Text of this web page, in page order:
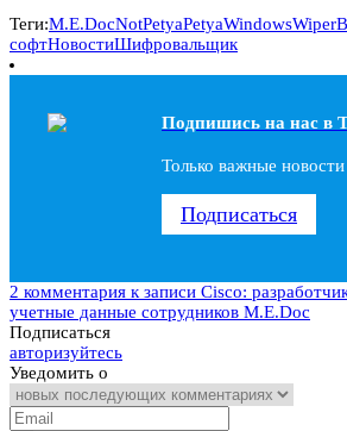
Теги:M.E.DocNotPetyaPetyaWindowsWiper
софтНовостиШифровальщик
Подпишись на наc в
Только важные
Подписаться
2 комментария к записи Cisco:
учетные данные сотрудников M.E.Doc
Подписаться
авторизуйтесь
Уведомить о